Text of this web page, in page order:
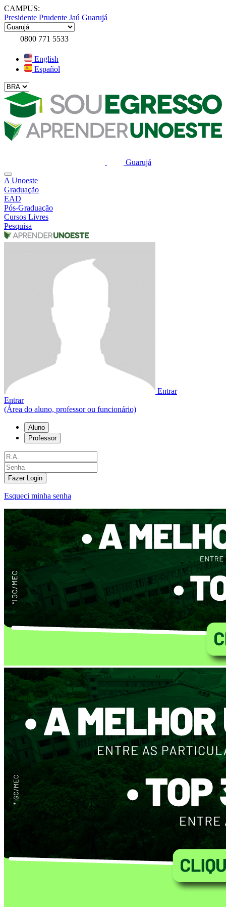
CAMPUS:
Presidente Prudente Jaú Guarujá
0800 771 5533
English
Español
Guarujá
A Unoeste
Graduação
EAD
Pós-Graduação
Cursos Livres
Pesquisa
Entrar
Entrar
(Área do aluno, professor ou funcionário)
Aluno
Professor
Fazer Login
Esqueci minha senha